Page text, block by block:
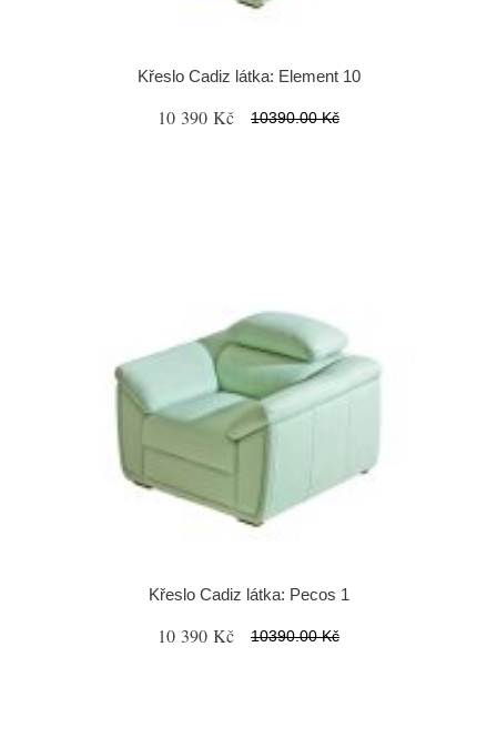
Křeslo Cadiz látka: Element 10
10 390 Kč 10390.00 Kč
Křeslo Cadiz látka: Pecos 1
10 390 Kč 10390.00 Kč